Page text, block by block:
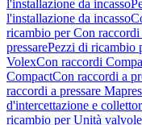
l'installazione da incasso
l'installazione da incasso
ricambio per Con
pressarePezzi di ricambio
VolexCon raccordi
CompactCon raccordi a
raccordi a pressare
d'intercettazione e
ricambio per Unità